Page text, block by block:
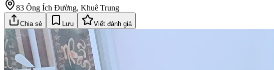
83 Ông Ích Đường, Khuê Trung
Chia sẻ Lưu Viết đánh giá